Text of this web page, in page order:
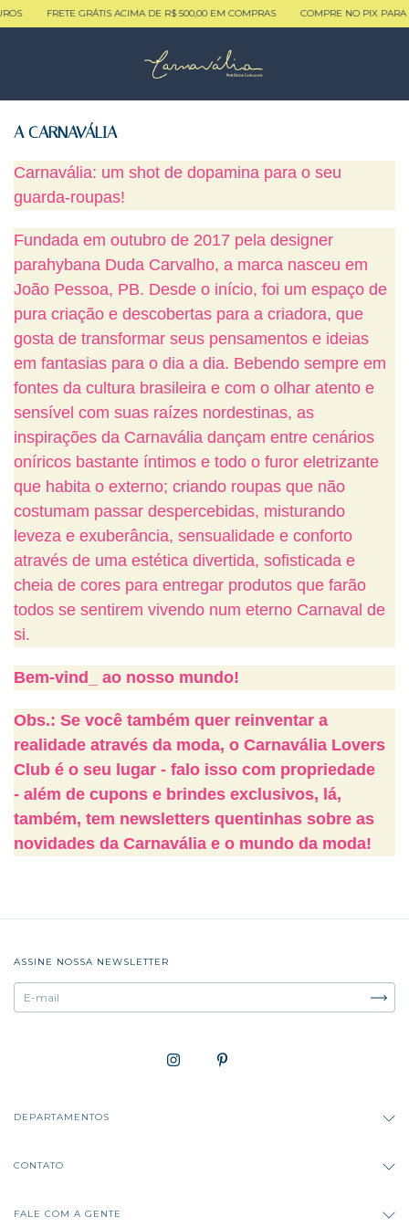
FRETE GRÁTIS ACIMA DE R$ 500,00 EM COMPRAS COMPRE NO PIX PARA
A CARNAVÁLIA
Carnavália: um shot de dopamina para o seu
guarda-roupas!
Fundada em outubro de 2017 pela designer
parahybana Duda Carvalho, a marca nasceu em
João Pessoa, PB. Desde o início, foi um espaço de
pura criação e descobertas para a criadora, que
gosta de transformar seus pensamentos e ideias
em fantasias para o dia a dia. Bebendo sempre em
fontes da cultura brasileira e com o olhar atento e
sensível com suas raízes nordestinas, as
inspirações da Carnavália dançam entre cenários
oníricos bastante íntimos e todo o furor eletrizante
que habita o externo; criando roupas que não
costumam passar despercebidas, misturando
leveza e exuberância, sensualidade e conforto
através de uma estética divertida, sofisticada e
cheia de cores para entregar produtos que farão
todos se sentirem vivendo num eterno Carnaval de
si.
Bem-vind_ ao nosso mundo!
Obs.: Se você também quer reinventar a
realidade através da moda, o Carnavália Lovers
Club é o seu lugar - falo isso com propriedade
- além de cupons e brindes exclusivos, lá,
também, tem newsletters quentinhas sobre as
novidades da Carnavália e o mundo da moda!
ASSINE NOSSA NEWSLETTER
DEPARTAMENTOS
CONTATO
FALE COM A GENTE